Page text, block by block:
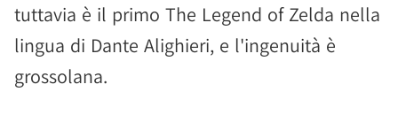
tuttavia è il primo The Legend of Zelda nella
lingua di Dante Alighieri, e l'ingenuità è
grossolana.